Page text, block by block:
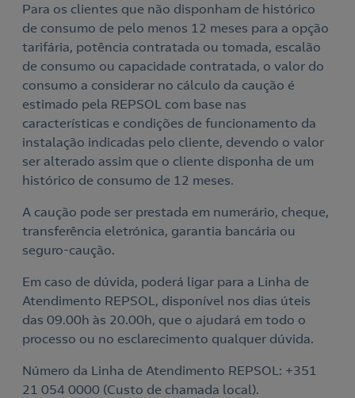
Contacte-nos
Contacte-nos para novas contratações
o
Nós ligamos!
Acepto lapolítica de protección de datos.
Nós ligamos!
Para os clientes que não disponham de histórico
de consumo de pelo menos 12 meses para a opção
tarifária, potência contratada ou tomada, escalão
de consumo ou capacidade contratada, o valor do
consumo a considerar no cálculo da caução é
estimado pela REPSOL com base nas
características e condições de funcionamento da
instalação indicadas pelo cliente, devendo o valor
ser alterado assim que o cliente disponha de um
histórico de consumo de 12 meses.
A caução pode ser prestada em numerário, cheque,
transferência eletrónica, garantia bancária ou
seguro-caução.
Em caso de dúvida, poderá ligar para a Linha de
Atendimento REPSOL, disponível nos dias úteis
das 09.00h às 20.00h, que o ajudará em todo o
processo ou no esclarecimento qualquer dúvida.
Número da Linha de Atendimento REPSOL: +351
21 054 0000 (Custo de chamada local).